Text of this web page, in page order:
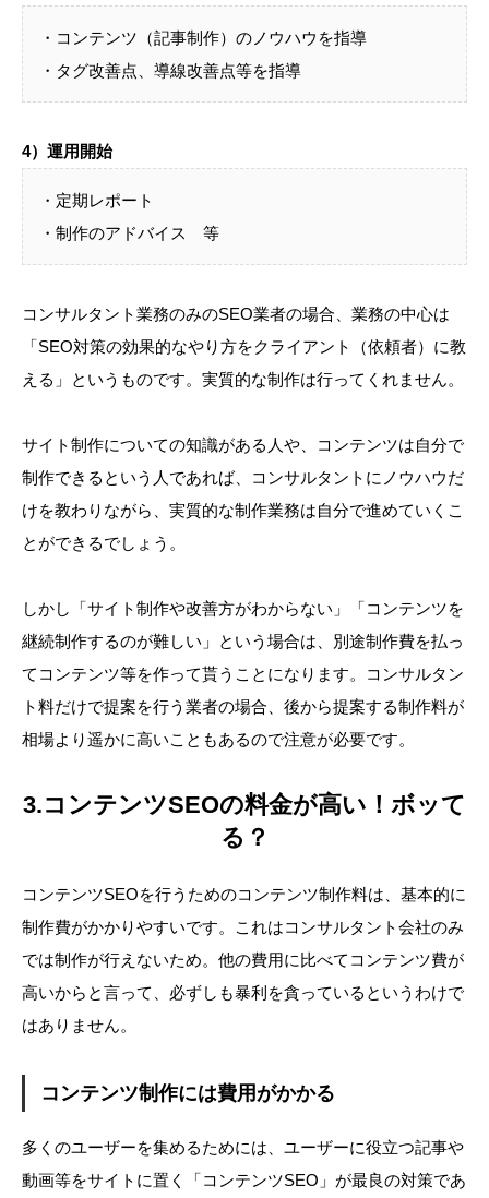
・コンテンツ（記事制作）のノウハウを指導
・タグ改善点、導線改善点等を指導
4）運用開始
・定期レポート
・制作のアドバイス 等
コンサルタント業務のみのSEO業者の場合、業務の中心は
「SEO対策の効果的なやり方をクライアント（依頼者）に教
える」というものです。実質的な制作は行ってくれません。
サイト制作についての知識がある人や、コンテンツは自分で
制作できるという人であれば、コンサルタントにノウハウだ
けを教わりながら、実質的な制作業務は自分で進めていくこ
とができるでしょう。
しかし「サイト制作や改善方がわからない」「コンテンツを
継続制作するのが難しい」という場合は、別途制作費を払っ
てコンテンツ等を作って貰うことになります。コンサルタン
ト料だけで提案を行う業者の場合、後から提案する制作料が
相場より遥かに高いこともあるので注意が必要です。
3.コンテンツSEOの料金が高い！ボッて
る？
コンテンツSEOを行うためのコンテンツ制作料は、基本的に
制作費がかかりやすいです。これはコンサルタント会社のみ
では制作が行えないため。他の費用に比べてコンテンツ費が
高いからと言って、必ずしも暴利を貪っているというわけで
はありません。
コンテンツ制作には費用がかかる
多くのユーザーを集めるためには、ユーザーに役立つ記事や
動画等をサイトに置く「コンテンツSEO」が最良の対策であ